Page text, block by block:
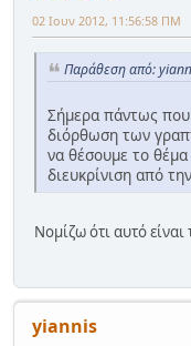
02 Ιουν 2012, 11:56:58 ΠΜ
Παράθεση από:
Σήμερα πάντως που
διόρθωση των
να θέσουμε το θέμα
διευκρίνιση από
Νομίζω ότι αυτό
yiannis